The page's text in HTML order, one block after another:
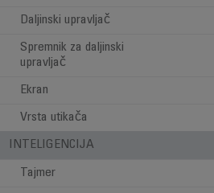
Daljinski upravljač
Spremnik za daljinski
upravljač
Ekran
Vrsta utikača
INTELIGENCIJA
Tajmer